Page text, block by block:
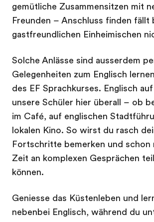
gemütliche Zusammensitzen mit
Freunden – Anschluss finden fällt
gastfreundlichen Einheimischen
Solche Anlässe sind ausserdem
Gelegenheiten zum Englisch
des EF Sprachkurses. Englisch
unsere Schüler hier überall – ob
im Café, auf englischen
lokalen Kino. So wirst du rasch
Fortschritte bemerken und schon
Zeit an komplexen Gesprächen
können.
Geniesse das Küstenleben und
nebenbei Englisch, während du